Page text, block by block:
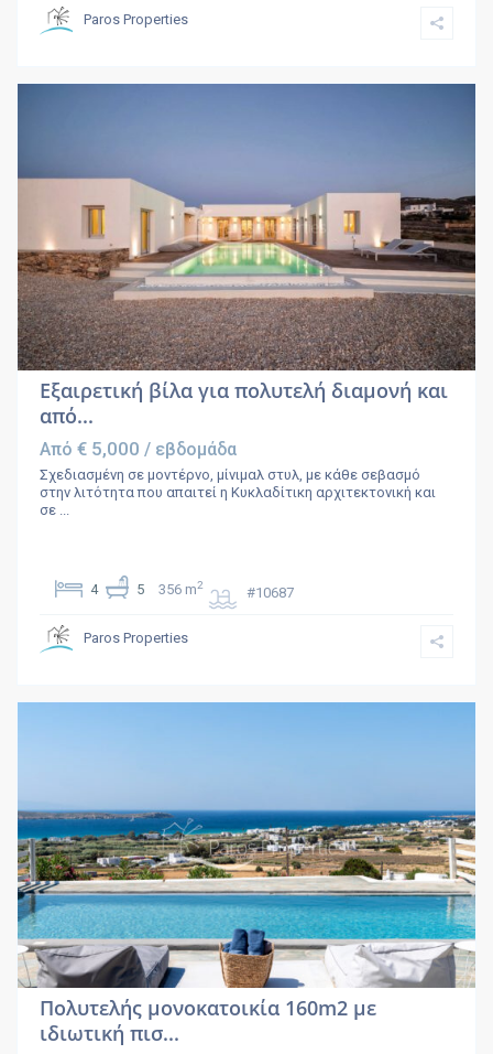
Paros Properties
Εξαιρετική βίλα για πολυτελή διαμονή και
από...
Από € 5,000 / εβδομάδα
Σχεδιασμένη σε μοντέρνο, μίνιμαλ στυλ, με κάθε σεβασμό
στην λιτότητα που απαιτεί η Κυκλαδίτικη αρχιτεκτονική και
σε
4 5 356 m2 #10687
Paros Properties
Πολυτελής μονοκατοικία 160m2 με
ιδιωτική πισ...